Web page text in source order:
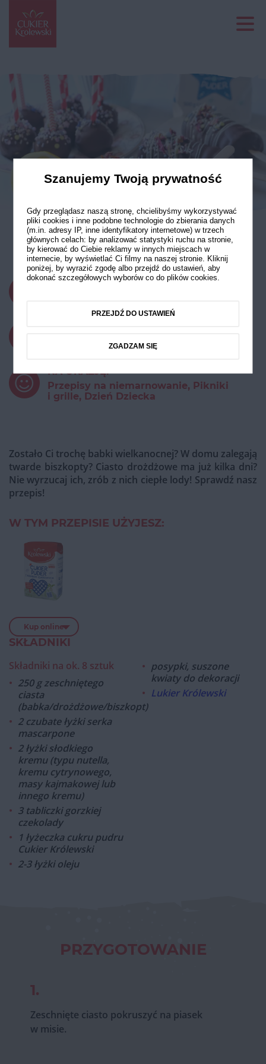
Ciepłe lody
CZAS PRZYGOTOWANIA:
NA OKAZJĘ:
Przepisy na niemarnowanie, Pikniki
i grille, Dzień Dziecka
Zostało Ci trochę babki wielkanocnej? W domu zalegają
twarde biszkopty? Ciasto drożdżowe ma już kilka dni?
Nie wyrzucaj ich, zrób z nich ciepłe lody! Sprawdź nasz
przepis!
W TYM PRZEPISIE UŻYJESZ:
Kup online
SKŁADNIKI
Składniki na ok. 8 sztuk
250 g zeschniętego
ciasta
(babka/drożdżowe/biszkopt)
2 czubate łyżki serka
mascarpone
2 łyżki słodkiego
kremu (typu nutella,
kremu cytrynowego,
masy kajmakowej lub
innego kremu)
3 tabliczki gorzkiej
czekolady
1 łyżeczka cukru pudru
Cukier Królewski
2-3 łyżki oleju
posypki, suszone
kwiaty do dekoracji
Lukier Królewski
PRZYGOTOWANIE
1.
Zeschnięte ciasto pokruszyć na piasek
w misie.
Szanujemy Twoją prywatność
Gdy przeglądasz naszą stronę, chcielibyśmy wykorzystywać
pliki cookies i inne podobne technologie do zbierania danych
(m.in. adresy IP, inne identyfikatory internetowe) w trzech
głównych celach: by analizować statystyki ruchu na stronie,
by kierować do Ciebie reklamy w innych miejscach w
internecie, by wyświetlać Ci filmy na naszej stronie. Kliknij
poniżej, by wyrazić zgodę albo przejdź do ustawień, aby
dokonać szczegółowych wyborów co do plików cookies.
PRZEJDŹ DO USTAWIEŃ
ZGADZAM SIĘ